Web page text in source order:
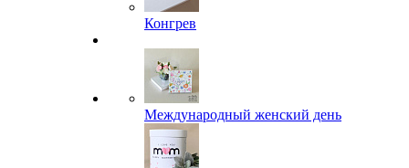
Конгрев
Международный женский день